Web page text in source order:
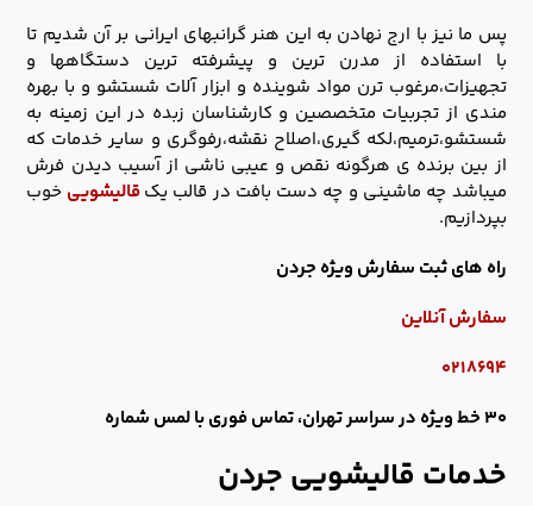
پس ما نیز با ارج نهادن به این هنر گرانبهای ایرانی بر آن شدیم تا
با استفاده از مدرن ترین و پیشرفته ترین دستگاهها و
تجهیزات،مرغوب ترن مواد شوینده و ابزار آلات شستشو و با بهره
مندی از تجربیات متخصصین و کارشناسان زبده در این زمینه به
شستشو،ترمیم،لکه گیری،اصلاح نقشه،رفوگری و سایر خدمات که
از بین برنده ی هرگونه نقص و عیبی ناشی از آسیب دیدن فرش
میباشد چه ماشینی و چه دست بافت در قالب یکقالیشویی خوب
بپردازیم.
راه های ثبت سفارش ویژه جردن
سفارش آنلاین
۰۲۱۸۶۹۴
۳۰ خط ویژه در سراسر تهران، تماس فوری با لمس شماره
خدمات قالیشویی جردن